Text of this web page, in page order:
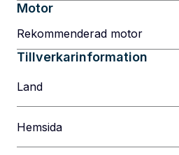
Motor
Rekommenderad motor
Tillverkarinformation
Land
Hemsida